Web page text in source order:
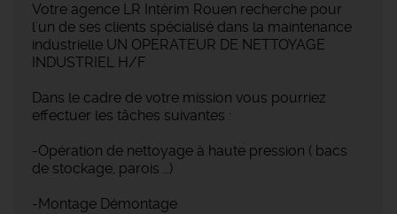
Votre agence LR Intérim Rouen recherche pour
l'un de ses clients spécialisé dans la maintenance
industrielle UN OPERATEUR DE NETTOYAGE
INDUSTRIEL H/F
Dans le cadre de votre mission vous pourriez
effectuer les tâches suivantes :
-Opération de nettoyage à haute pression ( bacs
de stockage, parois …)
-Montage Démontage